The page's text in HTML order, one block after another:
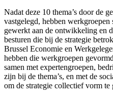
Nadat deze 10 thema’s door de
vastgelegd, hebben
gewerkt aan de ontwikkeling en
besturen die bij de strategie
Brussel Economie en
hebben die werkgroepen
samen met expertengroepen,
zijn bij de thema’s, en met de
om de strategie collectief vorm te